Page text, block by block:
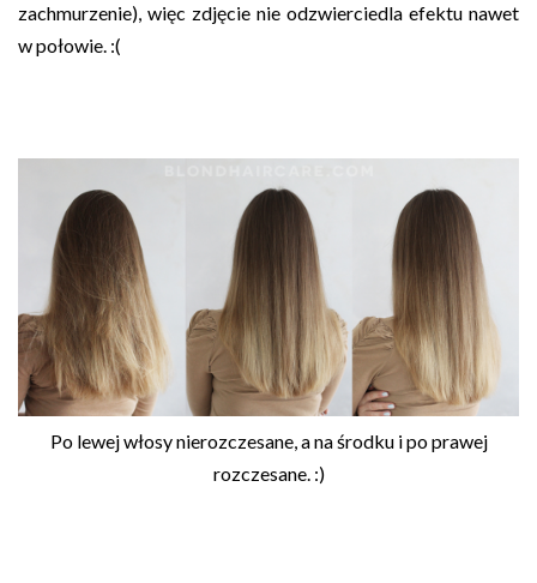
zachmurzenie), więc zdjęcie nie odzwierciedla efektu nawet
w połowie. :(
Po lewej włosy nierozczesane, a na środku i po prawej
rozczesane. :)